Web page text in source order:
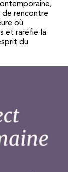
de rencontre
où
et raréfie la
du